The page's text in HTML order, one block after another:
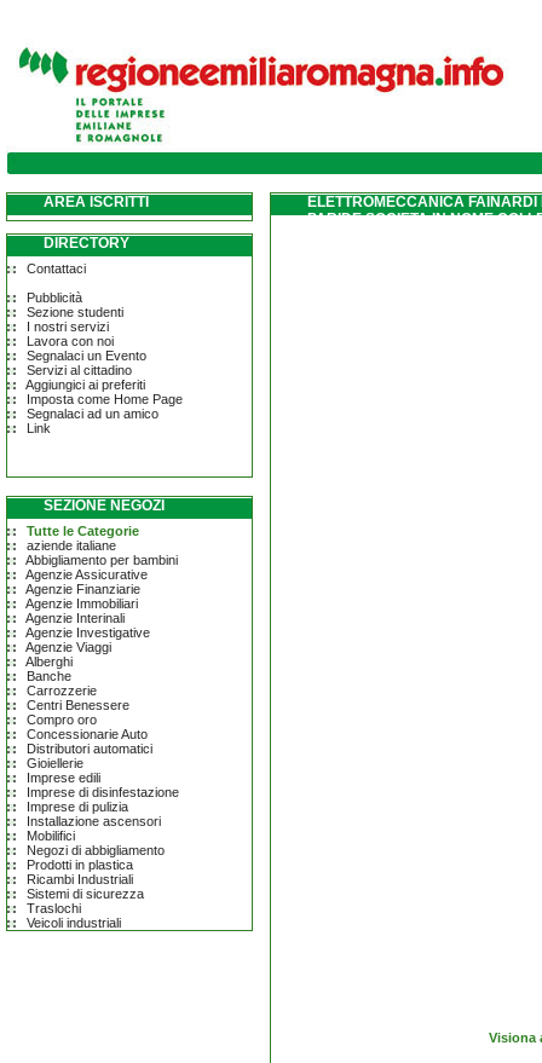
AREA ISCRITTI
DIRECTORY
Contattaci
Pubblicità
Sezione studenti
I nostri servizi
Lavora con noi
Segnalaci un Evento
Servizi al cittadino
Aggiungici ai preferiti
Imposta come Home Page
Segnalaci ad un amico
Link
SEZIONE NEGOZI
Tutte le Categorie
aziende italiane
Abbigliamento per bambini
Agenzie Assicurative
Agenzie Finanziarie
Agenzie Immobiliari
Agenzie Interinali
Agenzie Investigative
Agenzie Viaggi
Alberghi
Banche
Carrozzerie
Centri Benessere
Compro oro
Concessionarie Auto
Distributori automatici
Gioiellerie
Imprese edili
Imprese di disinfestazione
Imprese di pulizia
Installazione ascensori
Mobilifici
Negozi di abbigliamento
Prodotti in plastica
Ricambi Industriali
Sistemi di sicurezza
Traslochi
Veicoli industriali
ELETTROMECCANICA
PARIDE SOCIETA IN NOME
Visiona